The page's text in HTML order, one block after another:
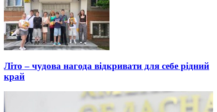
Літо – чудова нагода відкривати для себе рідний
край